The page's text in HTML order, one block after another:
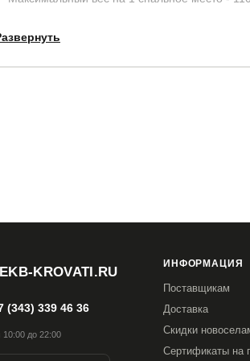
90x190 90x195
200x200
EKB-KROVATI.RU
(343) 339 46 36
10:00 до 22:00
ИНФОРМАЦИЯ
Поставщикам
Доставка
Скидки
Сертификаты на